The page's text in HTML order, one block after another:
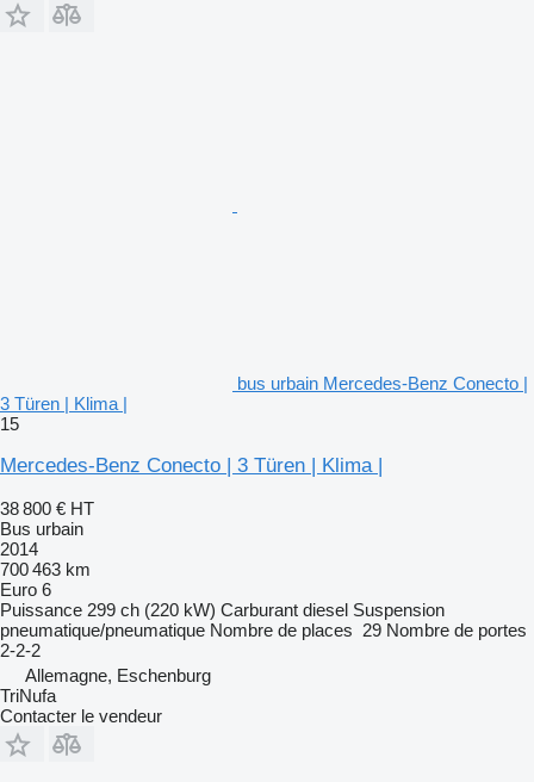
bus urbain Mercedes-Benz Conecto |
3 Türen | Klima |
15
Mercedes-Benz Conecto | 3 Türen | Klima |
38 800 € HT
Bus urbain
2014
700 463 km
Euro 6
Puissance 299 ch (220 kW) Carburant diesel Suspension
pneumatique/pneumatique Nombre de places 29 Nombre de portes
2-2-2
Allemagne, Eschenburg
TriNufa
Contacter le vendeur